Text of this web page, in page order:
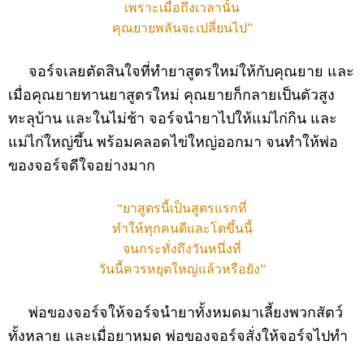
เพราะเมื่อถึงเวลานั้น
คุณยายพลันจะเปลี่ยนไป”
จอร์จเลยตัดสินใจที่ทำยาสูตรใหม่ให้กับคุณยาย และ
เมื่อคุณยายทานยาสูตรใหม่ คุณยายก็กลายเป็นตัวสูง
ทะลุบ้าน และในไม่ช้า จอร์จนำยาไปให้แม่ไก่กิน และ
แม่ไก่ใหญ่ขึ้น พร้อมคลอดไข่ใหญ่ออกมา จนทำให้พ่อ
ของจอร์จดีใจอย่างมาก
“ยาสูตรนี้เป็นสูตรแรกที่
ทำให้ทุกคนดีและโตขึ้นนี้
จนกระทั่งถึงวันหนึ่งที่
วันนี้ควรหยุดใหญ่แล้วหรือยัง”
พ่อของจอร์จให้จอร์จนำยาทั้งหมดมาเลี้ยงพวกสัตว์
ทั้งหลาย และเมื่อยาหมด พ่อของจอร์จสั่งให้จอร์จไปทำ